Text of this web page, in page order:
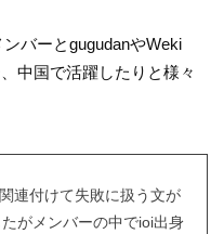
バーとgugudanやWeki
中国で活躍したりと様々
連付けて失敗に扱う文が
がメンバーの中でioi出身